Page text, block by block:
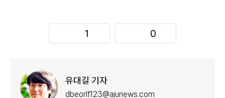
1 0
유대길 기자
dbeorlf123@ajunews.com